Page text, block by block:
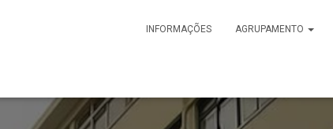
INFORMAÇÕES AGRUPAMENTO